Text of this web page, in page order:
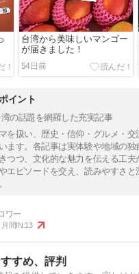
台湾から美味しいマンゴー
が届きました！
54日前
イント
の話題を網羅した充実記事
を扱い、歴史・信仰・グルメ・交
ます。各記事は実体験や地域の独
つつ、文化的な魅力を伝える工夫
エピソードを交え、読みやすさと
月間IN:13
すめ、評判